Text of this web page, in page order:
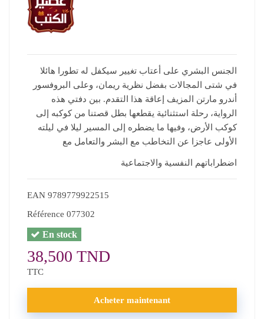
الجنس البشري على أعتاب تغيير سيكفل له تطورا هائلا
في شتى المجالات بفضل نظرية ريمان، وعلى البروفسور
أندرو مارتن المزيف إعاقة هذا التقدم. بين دفتي هذه
الرواية، رحلة استثنائية يقطعها بطل قصتنا من كوكبه إلى
كوكب الأرض، وفيها ما يضطره إلى المسير ليلا في ليلته
الأولى عاجزا عن التخاطب مع البشر والتعامل مع
اضطراباتهم النفسية والاجتماعية
EAN 9789779922515
Référence 077302
En stock
38,500 TND
TTC
Acheter maintenant